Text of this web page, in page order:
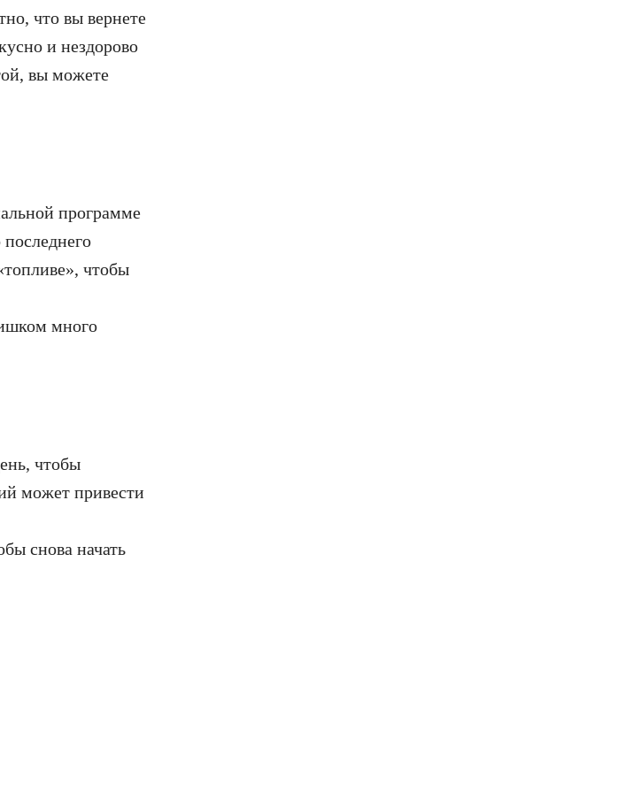
что вы вернете
и нездорово
вы можете
программе
чтобы
много
чтобы
может привести
снова начать